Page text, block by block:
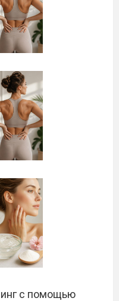
с помощью